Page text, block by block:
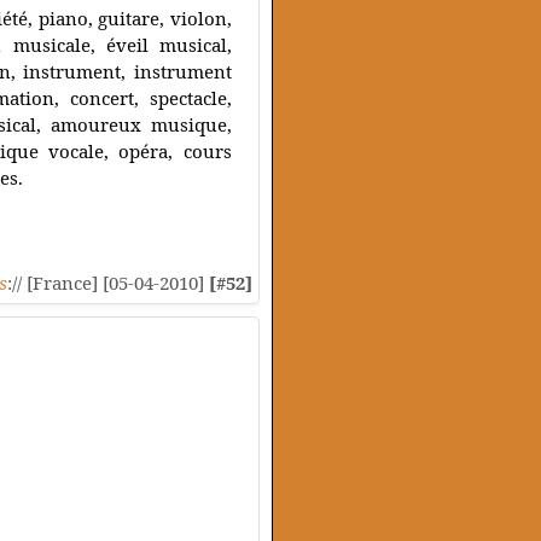
piano, guitare, violon,
éveil musical,
instrument, instrument
concert, spectacle,
amoureux musique,
vocale, opéra, cours
:// [France] [05-04-2010] [#52]